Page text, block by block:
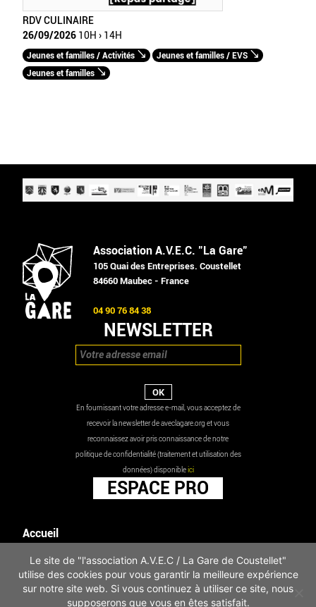
RDV CULINAIRE
26/09/2026 10H › 14H
Jeunes et familles / Activités
Jeunes et familles / EVS
Jeunes et familles
Association A.V.E.C. "La Gare"
105 Quai des Entreprises. Coustellet
84660 Maubec - France
04 90 76 84 38
NEWSLETTER
En fournissant votre adresse e-mail, vous acceptez de
recevoir la newsletter de aveclagare.org et vous
reconnaissez avoir pris connaissance de notre
politique de confidentialité (traitement et utilisation des
données) disponibleici
ESPACE PRO
Accueil
Les actualités
Mentions légales
Infos pratiques
Le site de "l'association A.V.E.C / La Gare de Coustellet"
utilise des cookies pour vous garantir la meilleure expérience
sur notre site web. Si vous continuez à utiliser ce site, nous
supposerons que vous en êtes satisfait.